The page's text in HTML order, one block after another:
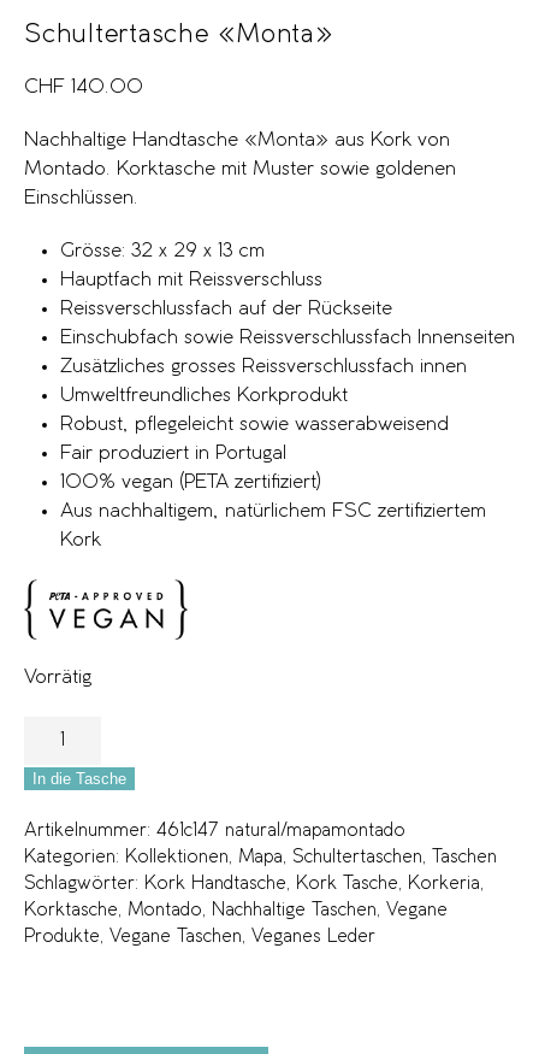
Schultertasche «Monta»
CHF 140.00
Nachhaltige Handtasche «Monta» aus Kork von
Montado. Korktasche mit Muster sowie goldenen
Einschlüssen.
Grösse: 32 x 29 x 13 cm
Hauptfach mit Reissverschluss
Reissverschlussfach auf der Rückseite
Einschubfach sowie Reissverschlussfach Innenseiten
Zusätzliches grosses Reissverschlussfach innen
Umweltfreundliches Korkprodukt
Robust, pflegeleicht sowie wasserabweisend
Fair produziert in Portugal
100% vegan (PETA zertifiziert)
Aus nachhaltigem, natürlichem FSC zertifiziertem
Kork
Vorrätig
In die Tasche
Artikelnummer: 461c147 natural/mapamontado
Kategorien: Kollektionen, Mapa, Schultertaschen,
Taschen
Schlagwörter: Kork Handtasche, Kork Tasche, Korkeria,
Korktasche, Montado, Nachhaltige Taschen, Vegane
Produkte, Vegane Taschen, Veganes Leder